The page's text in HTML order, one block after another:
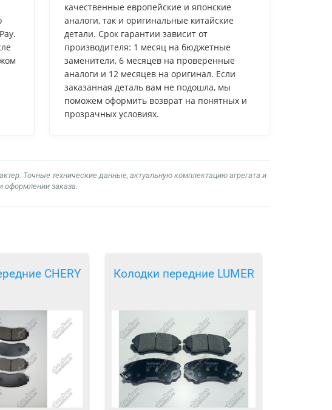
качественные европейские и японские
аналоги, так и оригинальные китайские
детали. Срок гарантии зависит от
производителя: 1 месяц на бюджетные
заменители, 6 месяцев на проверенные
аналоги и 12 месяцев на оригинал. Если
заказанная деталь вам не подошла, мы
поможем оформить возврат на понятных и
прозрачных условиях.
Точные технические данные, актуальную комплектацию агрегата и
оформлении заказа.
CHERY Колодки передние LUMER